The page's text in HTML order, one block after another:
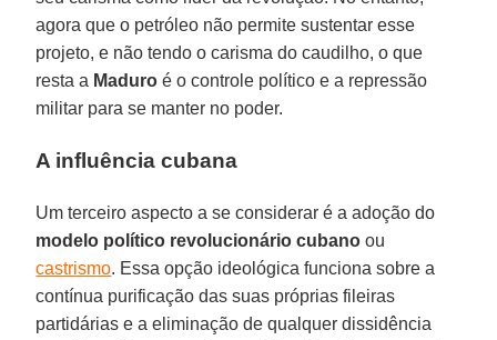
agora que o petróleo não permite sustentar esse
projeto, e não tendo o carisma do caudilho, o que
resta a Maduro é o controle político e a repressão
militar para se manter no poder.
A influência cubana
Um terceiro aspecto a se considerar é a adoção do
modelo político revolucionário cubano ou
castrismo. Essa opção ideológica funciona sobre a
contínua purificação das suas próprias fileiras
partidárias e a eliminação de qualquer dissidência